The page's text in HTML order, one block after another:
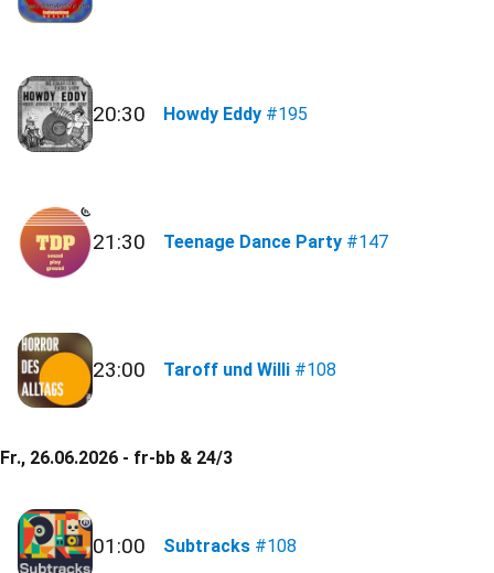
20:30 Howdy Eddy #195
21:30 Teenage Dance Party #147
23:00 Taroff und Willi #108
Fr., 26.06.2026 - fr-bb & 24/3
01:00 Subtracks #108